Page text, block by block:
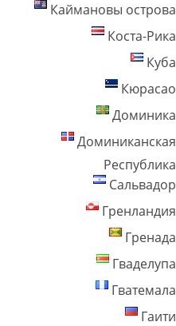
Каймановы острова
Коста-Рика
Куба
Кюрасао
Доминика
Доминиканская
Республика
Сальвадор
Гренландия
Гренада
Гваделупа
Гватемала
Гаити